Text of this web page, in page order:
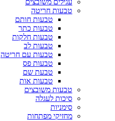
טבעות חריטה
טבעות חותם
טבעות כתר
טבעות חלקות
טבעות לב
טבעות עם חריטה
טבעות פס
טבעת שם
טבעות אות
טבעות משובצים
סיכות לעגלה
סימניות
מחזיקי מפתחות